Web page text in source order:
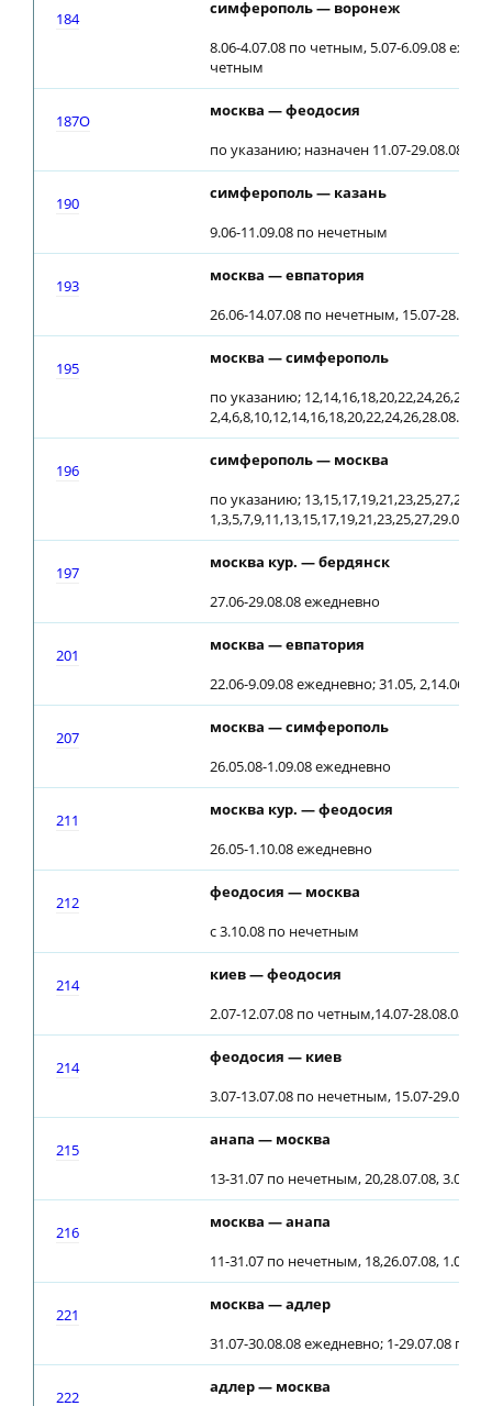
184
симферополь — воронеж
8.06-4.07.08 по четным, 5.07-6.09.08
четным
187О
москва — феодосия
по указанию; назначен 11.07-29.08.08
190
симферополь — казань
9.06-11.09.08 по нечетным
193
москва — евпатория
26.06-14.07.08 по нечетным, 15.07-
195
москва — симферополь
по указанию;
2,4,6,8,10,12,14,16,18,20,22,24,26,28.08.08
196
симферополь — москва
по указанию;
1,3,5,7,9,11,13,15,17,19,21,23,25,27,29.08.08
197
москва кур. — бердянск
27.06-29.08.08 ежедневно
201
москва — евпатория
22.06-9.09.08 ежедневно; 31.05, 2,14.06.08
207
москва — симферополь
26.05.08-1.09.08 ежедневно
211
москва кур. — феодосия
26.05-1.10.08 ежедневно
212
феодосия — москва
с 3.10.08 по нечетным
214
киев — феодосия
2.07-12.07.08 по четным,14.07-28.08.08
214
феодосия — киев
3.07-13.07.08 по нечетным, 15.07-
215
анапа — москва
13-31.07 по нечетным, 20,28.07.08, 3.08-
216
москва — анапа
11-31.07 по нечетным, 18,26.07.08, 1.08-
221
москва — адлер
31.07-30.08.08 ежедневно; 1-29.07.08 по
222
адлер — москва